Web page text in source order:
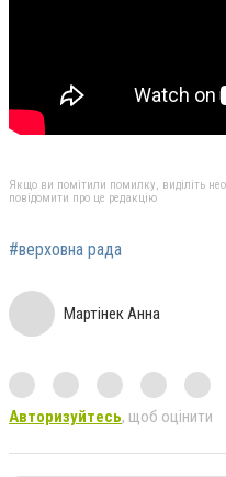
Якщо ви помітили помилку, виділіть
повідомити про це редакцію
#верховна рада
Мартінек Анна
Авторизуйтесь, щоб оцінити